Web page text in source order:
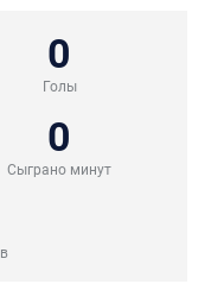
0
Голы
0
Сыграно минут